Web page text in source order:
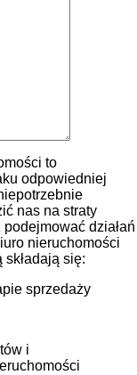
to
odpowiedniej
nas na straty
działań
nieruchomości
się:
sprzedaży
i